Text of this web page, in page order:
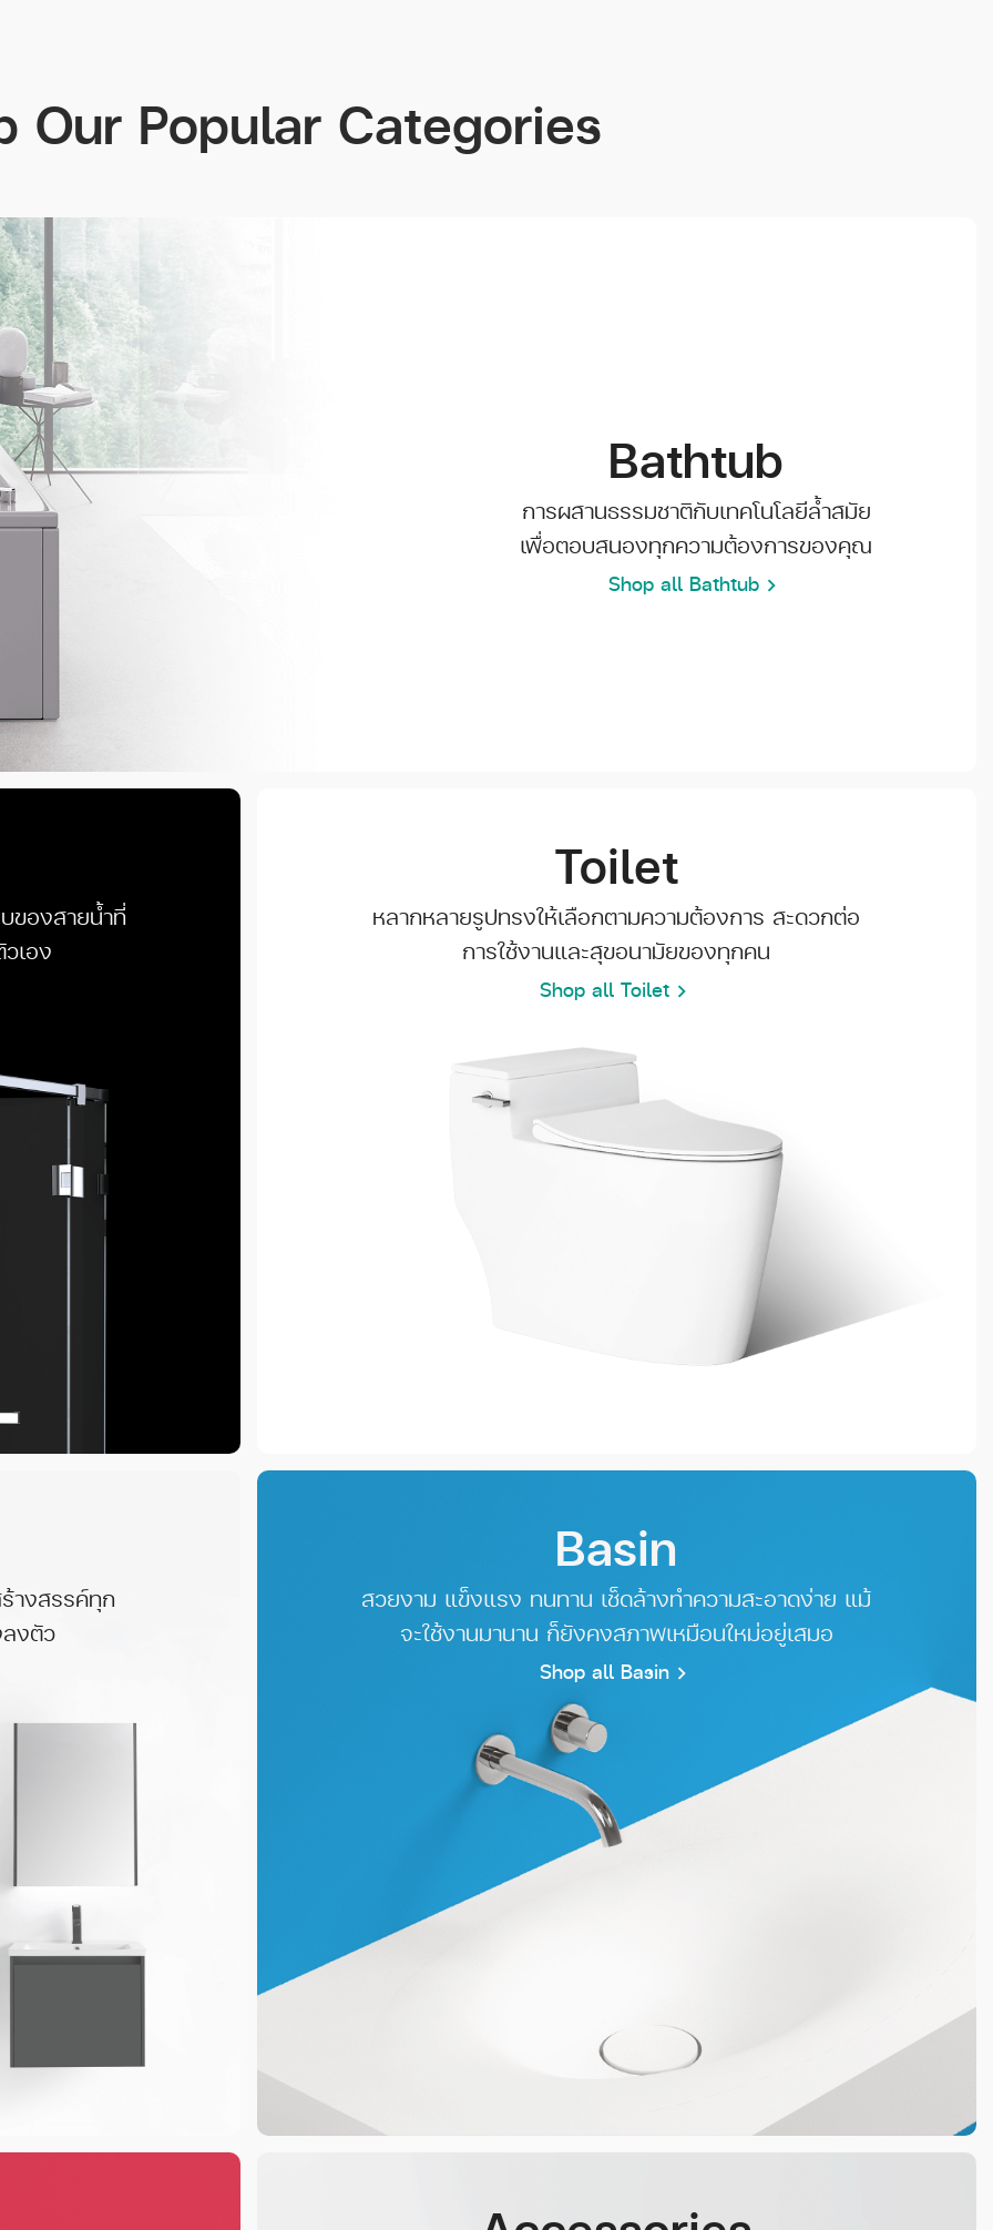
Our Popular Categories
Bathtub
การผสานธรรมชาติกับเทคโนโลยีล้ำสมัย
เพื่อตอบสนองทุกความต้องการของคุณ
Shop all Bathtub chevron_right
ของสายน้ำที่
เอง
Toilet
หลากหลายรูปทรงให้เลือกตามความต้องการ สะดวกต่อ
การใช้งานและสุขอนามัยของทุกคน
Shop all Toiletchevron_right
างสรรค์ทุก
งตัว
Basin
สวยงาม แข็งแรง ทนทาน เช็ดล้างทำความสะอาดง่าย แม้
จะใช้งานมานาน ก็ยังคงสภาพเหมือนใหม่อยู่เสมอ
Shop all Basinchevron_right